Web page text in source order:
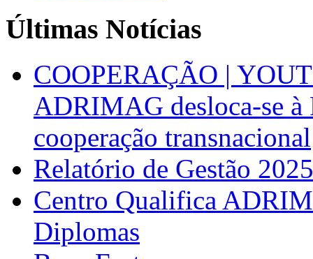
Últimas Notícias
COOPERAÇÃO |
ADRIMAG desloca-se
cooperação transnacional
Relatório de Gestão 2025
Centro Qualifica
Diplomas